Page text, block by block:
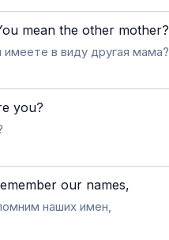
mean the other mother?
в виду другая мама?
you?
our names,
наших имен,